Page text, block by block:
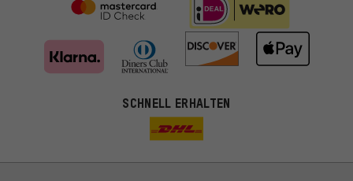
SCHNELL ERHALTEN